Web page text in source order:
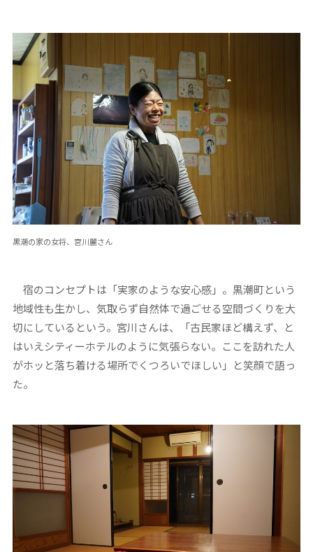
黒潮の家の女将、宮川麗さん
宿のコンセプトは「実家のような安心感」。黒潮町という
地域性も生かし、気取らず自然体で過ごせる空間づくりを大
切にしているという。宮川さんは、「古民家ほど構えず、と
はいえシティーホテルのように気張らない。ここを訪れた人
がホッと落ち着ける場所でくつろいでほしい」と笑顔で語っ
た。